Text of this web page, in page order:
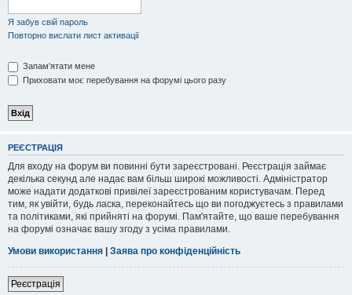
Я забув свій пароль
Повторно вислати лист активації
Запам'ятати мене
Приховати моє перебування на форумі цього разу
РЕЄСТРАЦІЯ
Для входу на форум ви повинні бути зареєстровані. Реєстрація займає
декілька секунд але надає вам більш широкі можливості. Адміністратор
може надати додаткові привілеї зареєстрованим користувачам. Перед
тим, як увійти, будь ласка, переконайтесь що ви погоджуєтесь з правилами
та політиками, які прийняті на форумі. Пам'ятайте, що ваше перебування
на форумі означає вашу згоду з усіма правилами.
Умови використання | Заява про конфіденційність
Реєстрація